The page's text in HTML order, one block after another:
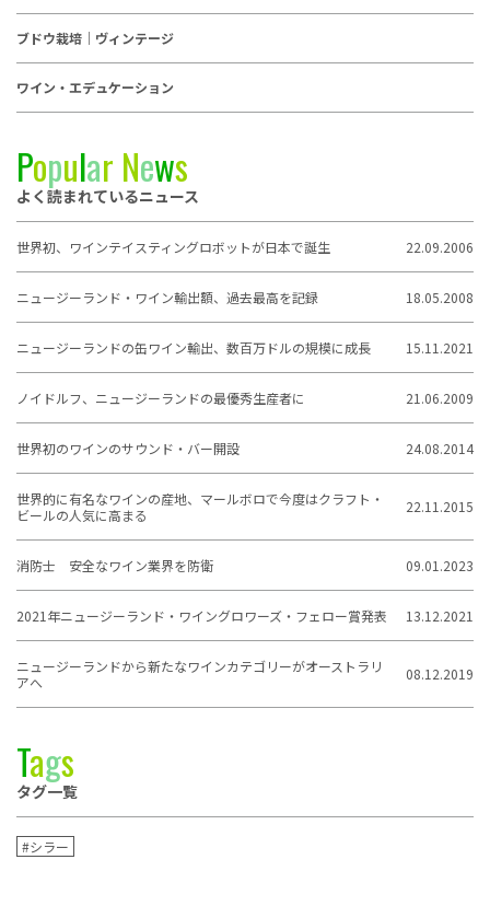
ブドウ栽培｜ヴィンテージ
ワイン・エデュケーション
Popular News
よく読まれているニュース
世界初、ワインテイスティングロボットが日本で誕生 22.09.2006
ニュージーランド・ワイン輸出額、過去最高を記録 18.05.2008
ニュージーランドの缶ワイン輸出、数百万ドルの規模に成長 15.11.2021
ノイドルフ、ニュージーランドの最優秀生産者に 21.06.2009
世界初のワインのサウンド・バー開設 24.08.2014
世界的に有名なワインの産地、マールボロで今度はクラフト・
ビールの人気に高まる
22.11.2015
消防士 安全なワイン業界を防衛 09.01.2023
2021年ニュージーランド・ワイングロワーズ・フェロー賞発表 13.12.2021
ニュージーランドから新たなワインカテゴリーがオーストラリ
アへ
08.12.2019
Tags
タグ一覧
#シラー